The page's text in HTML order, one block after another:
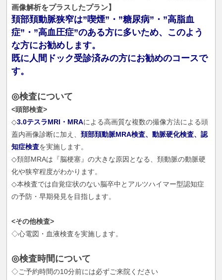
画像解析をプラスしたプラン】
頚部頚動脈狭窄は”喫煙”・”糖尿病”・”高脂血
症”・”高血圧症”のある方に多いため、このよう
な方にお勧めします。
既に人間ドック受診済みの方にお勧めのコースで
す。
◎検査について
<頭部検査>
◇3.0テスラMRI・MRAによる高画質な複数の撮像方法による頭
蓋内画像診断に加え、 頚部頚動脈MRA検査、動脈硬化検査、認
知症検査を実施します。
◇頚部MRAは『脳梗塞』の大きな原因となる、頚動脈の動脈硬
化や狭窄程度がわかります。
◇本検査では自覚症状のない脳卒中とアルツハイマー型認知症
の予防・早期発見を目指します。
<その他検査>
◇心電図・血液検査を実施します。
◎検査時間について
◇ご予約時間の10分前には必ずご来院ください